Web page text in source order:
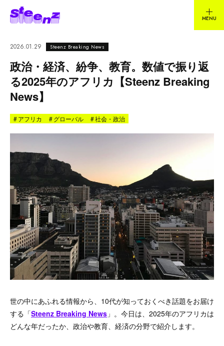
2026.01.29 Steenz Breaking News
政治・経済、紛争、教育。数値で振り返
る2025年のアフリカ【Steenz Breaking
News】
#アフリカ #グローバル #社会・政治
世の中にあふれる情報から、10代が知っておくべき話題をお届け
する「Steenz Breaking News 」。今日は、2025年のアフリカは
どんな年だったか、政治や教育、経済の分野で紹介します。